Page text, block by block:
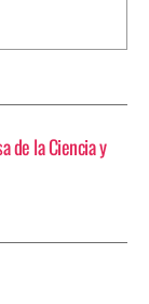
de la Ciencia y